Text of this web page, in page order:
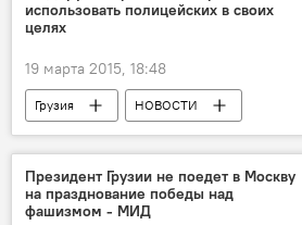
использовать полицейских в своих
целях
19 марта 2015, 18:48
Грузия НОВОСТИ
Президент Грузии не поедет в Москву
на празднование победы над
фашизмом - МИД